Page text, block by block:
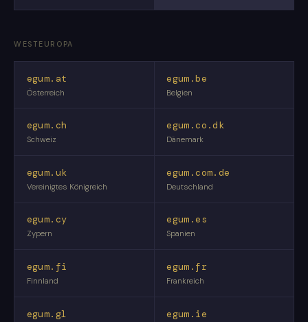
WESTEUROPA
egum.at
Österreich
egum.be
Belgien
egum.ch
Schweiz
egum.co.dk
Dänemark
egum.uk
Vereinigtes Königreich
egum.com.de
Deutschland
egum.cy
Zypern
egum.es
Spanien
egum.fi
Finnland
egum.fr
Frankreich
egum.gl egum.ie